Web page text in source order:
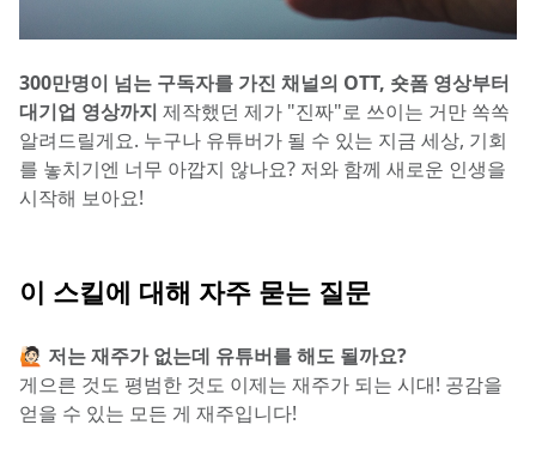
300만명이 넘는 구독자를 가진 채널의 OTT, 숏폼 영상부터
대기업 영상까지 제작했던 제가 "진짜"로 쓰이는 거만 쏙쏙
알려드릴게요. 누구나 유튜버가 될 수 있는 지금 세상, 기회
를 놓치기엔 너무 아깝지 않나요? 저와 함께 새로운 인생을
시작해 보아요!
이 스킬에 대해 자주 묻는 질문
🙋🏻 저는 재주가 없는데 유튜버를 해도 될까요?
게으른 것도 평범한 것도 이제는 재주가 되는 시대! 공감을
얻을 수 있는 모든 게 재주입니다!